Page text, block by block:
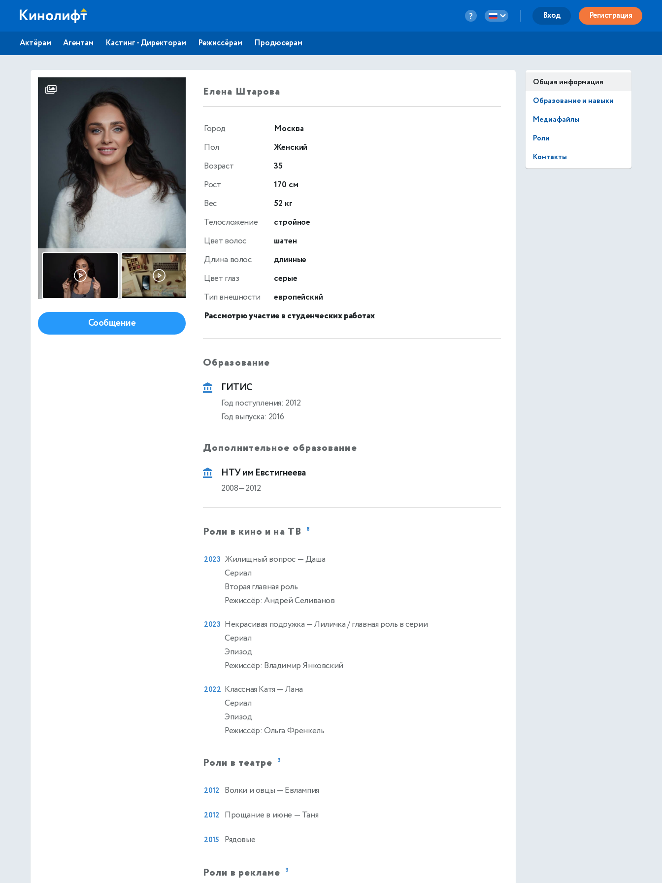
Вход Регистрация
Актёрам Агентам Кастинг - Директорам Режиссёрам Продюсерам
Сообщение
Елена Штарова
Город
Москва
Пол
Женский
Возраст
35
Рост
170 см
Вес
52 кг
Телосложение
стройное
Цвет волос
шатен
Длина волос
длинные
Цвет глаз
серые
Тип внешности
европейский
Рассмотрю участие в студенческих работах
Образование
ГИТИС
Год поступления: 2012
Год выпуска: 2016
Дополнительное образование
НТУ им Евстигнеева
2008—2012
Роли в кино и на ТВ 8
2023 Жилищный вопрос — Даша
Сериал
Вторая главная роль
Режиссёр: Андрей Селиванов
2023 Некрасивая подружка — Лиличка / главная роль в серии
Сериал
Эпизод
Режиссёр: Владимир Янковский
2022 Классная Катя — Лана
Сериал
Эпизод
Режиссёр: Ольга Френкель
Роли в театре 3
2012 Волки и овцы — Евлампия
2012 Прощание в июне — Таня
2015 Рядовые
Роли в рекламе 3
Общая информация
Образование и навыки
Медиафайлы
Роли
Контакты